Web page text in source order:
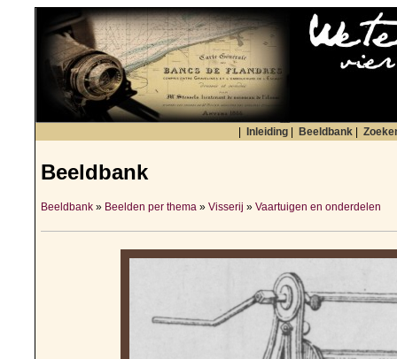
Inleiding Beeldbank
Beeldbank
Beeldbank » Beelden per thema » Visserij » Vaartuigen en onderdelen